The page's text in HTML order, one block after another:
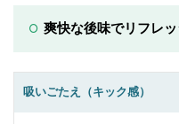
爽快な後味でリフレッ
吸いごたえ（キック感）